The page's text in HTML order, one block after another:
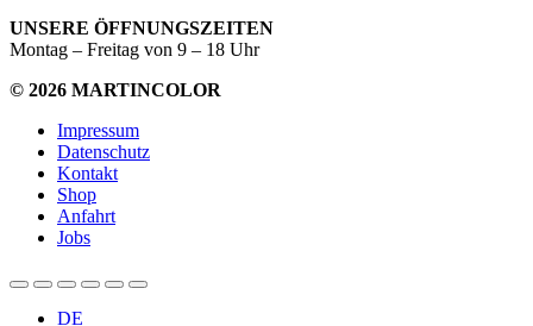
UNSERE ÖFFNUNGSZEITEN
Montag – Freitag von 9 – 18 Uhr
© 2026 MARTINCOLOR
Impressum
Datenschutz
Kontakt
Shop
Anfahrt
Jobs
DE